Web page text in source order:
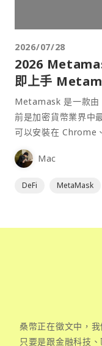
2026/07/28
2026
即上手
Metamask 是一款由
前是加密貨幣業界中
可以安裝在 Chrome
為插件使用，具備許
Mac
DeFi MetaMask
桑幣正在徵文中，
只要是跟金融科技